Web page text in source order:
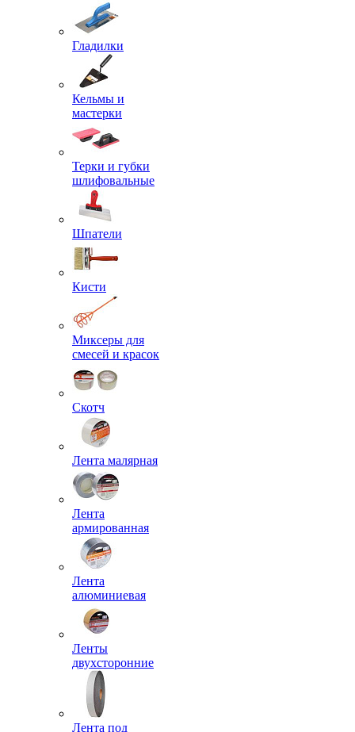
Гладилки
Кельмы и
мастерки
Терки и губки
шлифовальные
Шпатели
Кисти
Миксеры для
смесей и красок
Скотч
Лента малярная
Лента
армированная
Лента
алюминиевая
Ленты
двухсторонние
Лента под